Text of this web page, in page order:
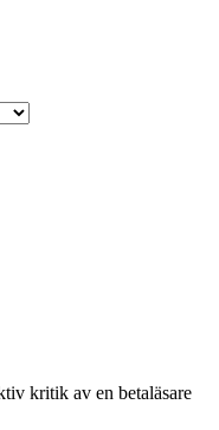
kritik av en betaläsare